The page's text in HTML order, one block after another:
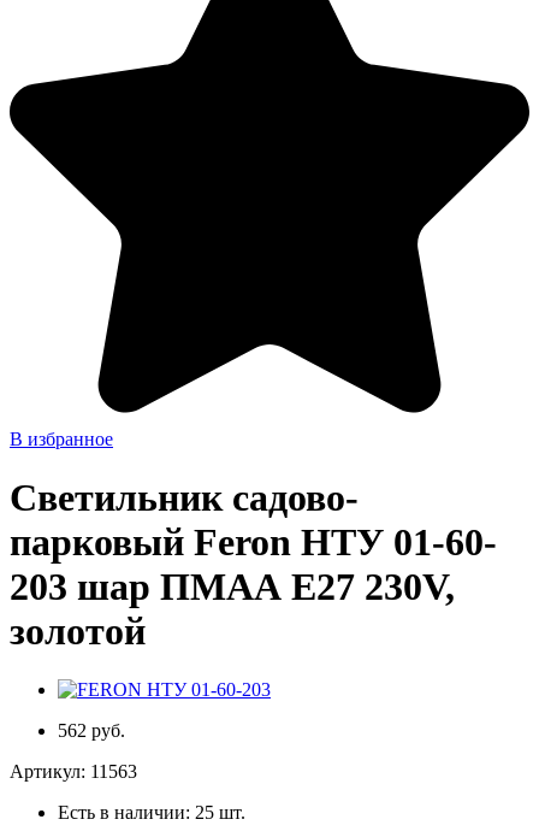
В избранное
Светильник садово-
парковый Feron НТУ 01-60-
203 шар ПМАА E27 230V,
золотой
562 руб.
Артикул: 11563
Есть в наличии: 25 шт.